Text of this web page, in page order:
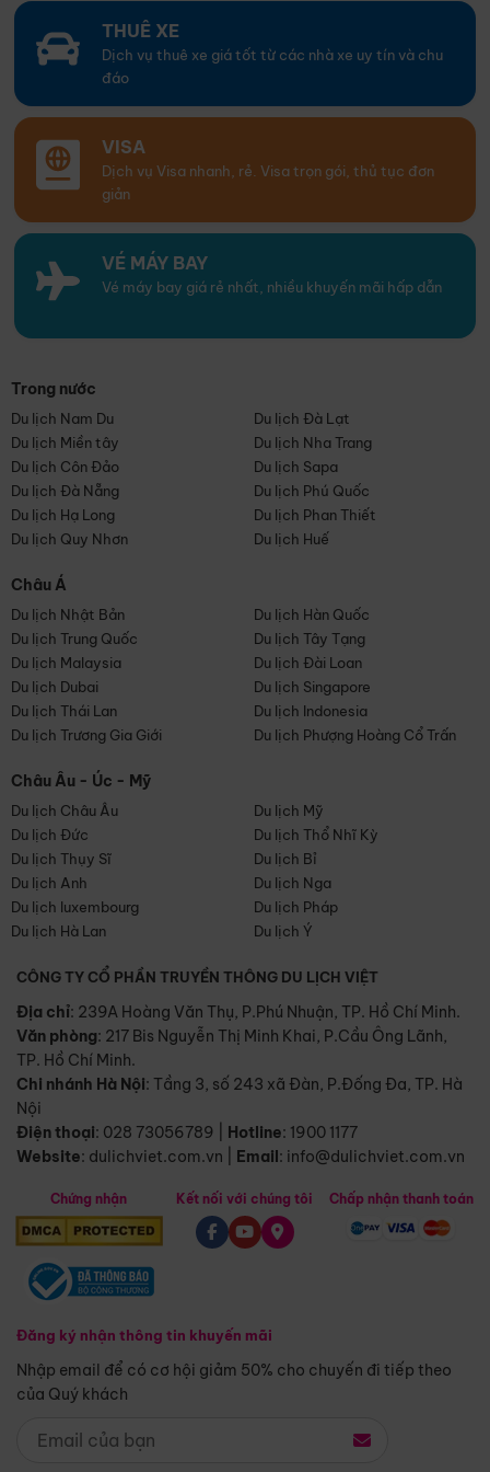
THUÊ XE
Dịch vụ thuê xe giá tốt từ các nhà xe uy tín và chu
đáo
VISA
Dịch vụ Visa nhanh, rẻ. Visa trọn gói, thủ tục đơn
giản
VÉ MÁY BAY
Vé máy bay giá rẻ nhất, nhiều khuyến mãi hấp dẫn
Trong nước
Du lịch Nam Du
Du lịch Đà Lạt
Du lịch Miền tây
Du lịch Nha Trang
Du lịch Côn Đảo
Du lịch Sapa
Du lịch Đà Nẵng
Du lịch Phú Quốc
Du lịch Hạ Long
Du lịch Phan Thiết
Du lịch Quy Nhơn
Du lịch Huế
Châu Á
Du lịch Nhật Bản
Du lịch Hàn Quốc
Du lịch Trung Quốc
Du lịch Tây Tạng
Du lịch Malaysia
Du lịch Đài Loan
Du lịch Dubai
Du lịch Singapore
Du lịch Thái Lan
Du lịch Indonesia
Du lịch Trương Gia Giới
Du lịch Phượng Hoàng Cổ Trấn
Châu Âu - Úc - Mỹ
Du lịch Châu Âu
Du lịch Mỹ
Du lịch Đức
Du lịch Thổ Nhĩ Kỳ
Du lịch Thụy Sĩ
Du lịch Bỉ
Du lịch Anh
Du lịch Nga
Du lịch luxembourg
Du lịch Pháp
Du lịch Hà Lan
Du lịch Ý
CÔNG TY CỔ PHẦN TRUYỀN THÔNG DU LỊCH VIỆT
Địa chỉ: 239A Hoàng Văn Thụ, P.Phú Nhuận, TP. Hồ Chí Minh.
Văn phòng: 217 Bis Nguyễn Thị Minh Khai, P.Cầu Ông Lãnh,
TP. Hồ Chí Minh.
Chi nhánh Hà Nội: Tầng 3, số 243 xã Đàn, P.Đống Đa, TP. Hà
Nội
Điện thoại: 028 73056789 Hotline: 1900 1177
Website: dulichviet.com.vn Email: info@dulichviet.com.vn
Chứng nhận
Đăng ký nhận thông tin khuyến mãi
Nhập email để có cơ hội giảm 50% cho chuyến đi tiếp theo
của Quý khách
Kết nối với chúng tôi Chấp nhận thanh toán